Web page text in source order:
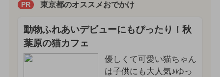
PR 東京都のオススメおでかけ
動物ふれあいデビューにもぴったり！秋
葉原の猫カフェ
優しくて可愛い猫ちゃん
は子供にも大人気♪ゆっ